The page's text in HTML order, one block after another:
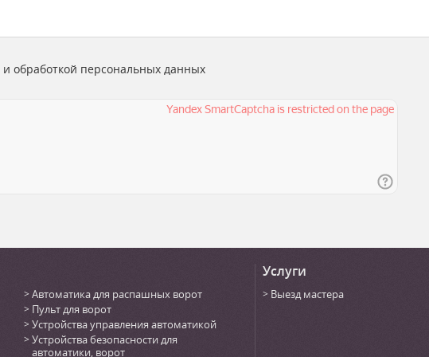
и обработкой персональных данных
Автоматика для распашных ворот
Пульт для ворот
Устройства управления автоматикой
Устройства безопасности для
автоматики, ворот
Услуги
Выезд мастера